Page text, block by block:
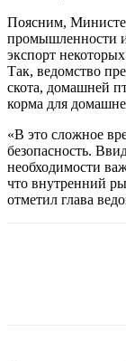
Поясним,
промышленности
экспорт
Так, ведомство
скота, домашней
корма для
«В это сложное
безопасность.
необходимости
что внутренний
отметил глава